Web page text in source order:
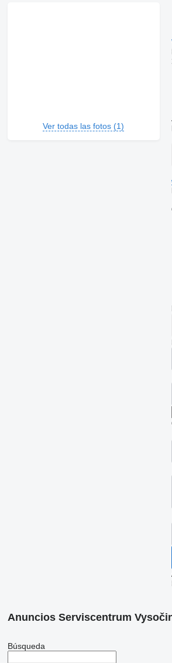
Ver todas las fotos (1)
Anuncios Serviscentrum
Búsqueda